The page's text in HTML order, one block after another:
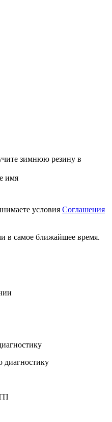
зимнюю резину в
имя
условия Соглашения
в самое ближайшее время.